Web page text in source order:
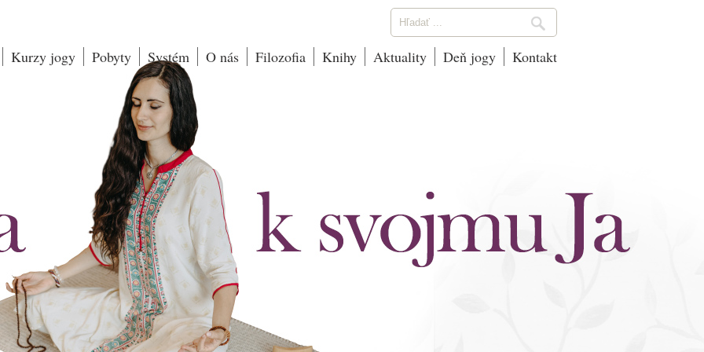
Kurzy jogy Pobyty Systém O nás Filozofia Knihy Aktuality Deň jogy Kontakt